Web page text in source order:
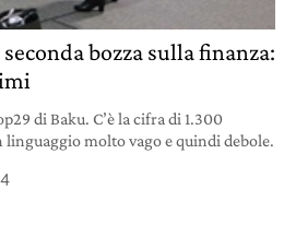
seconda bozza sulla finanza:
di Baku. C’è la cifra di 1.300
molto vago e quindi debole.